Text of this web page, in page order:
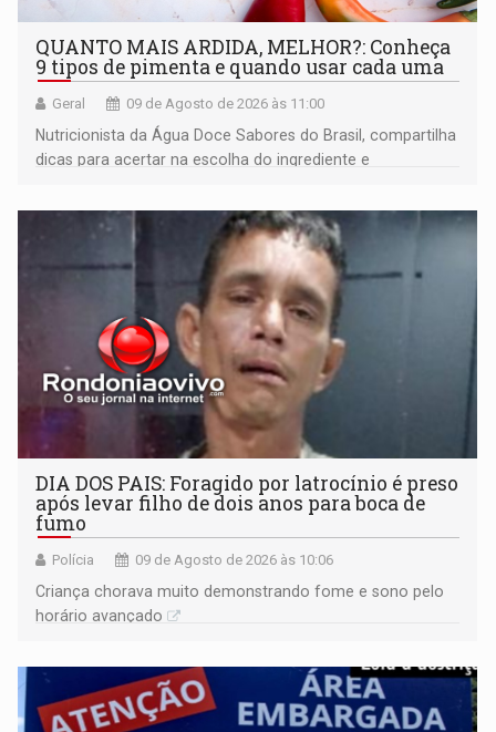
QUANTO MAIS ARDIDA, MELHOR?: Conheça
9 tipos de pimenta e quando usar cada uma
Geral 09 de Agosto de 2026 às 11:00
Nutricionista da Água Doce Sabores do Brasil, compartilha
dicas para acertar na escolha do ingrediente e
DIA DOS PAIS: Foragido por latrocínio é preso
após levar filho de dois anos para boca de
fumo
Polícia 09 de Agosto de 2026 às 10:06
Criança chorava muito demonstrando fome e sono pelo
horário avançado